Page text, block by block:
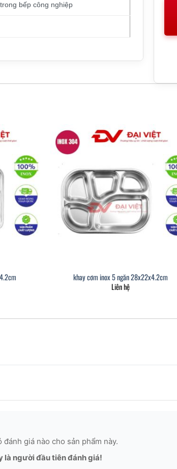
bếp công nghiệp
khay cơm inox 5 ngăn 28x22x4.2cm
Liên hệ
đánh giá nào cho sản phẩm này.
là người đầu tiên đánh giá!